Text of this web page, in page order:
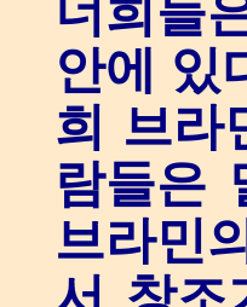
너희들
안에 있
희 브라
람들은
브라민